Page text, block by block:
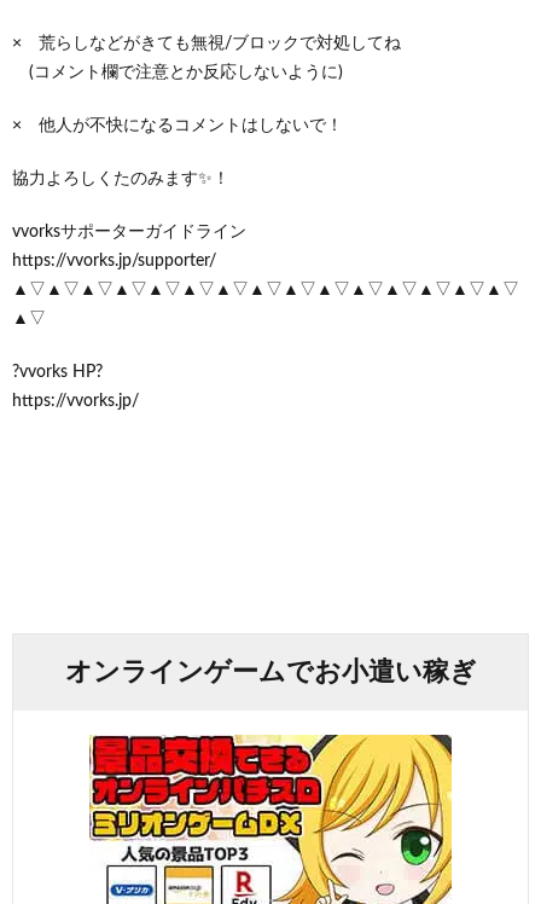
× 荒らしなどがきても無視/ブロックで対処してね
(コメント欄で注意とか反応しないように)
× 他人が不快になるコメントはしないで！
協力よろしくたのみます✨！
vvorksサポーターガイドライン
https://vvorks.jp/supporter/
▲▽▲▽▲▽▲▽▲▽▲▽▲▽▲▽▲▽▲▽▲▽▲▽▲▽▲▽▲▽
▲▽
?vvorks HP?
https://vvorks.jp/
オンラインゲームでお小遣い稼ぎ